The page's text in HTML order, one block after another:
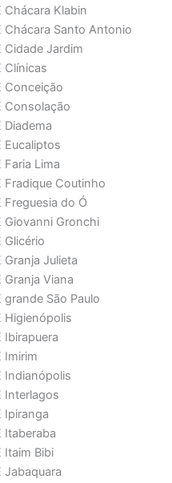
Chácara Klabin
Chácara Santo Antonio
Cidade Jardim
Clínicas
Conceição
Consolação
Diadema
Eucaliptos
Lima
Fradique Coutinho
Freguesia do Ó
Giovanni Gronchi
Glicério
Julieta
Viana
São Paulo
Higienópolis
Ibirapuera
Imirim
Indianópolis
Interlagos
Ipiranga
Itaberaba
Itaim Bibi
Jabaquara